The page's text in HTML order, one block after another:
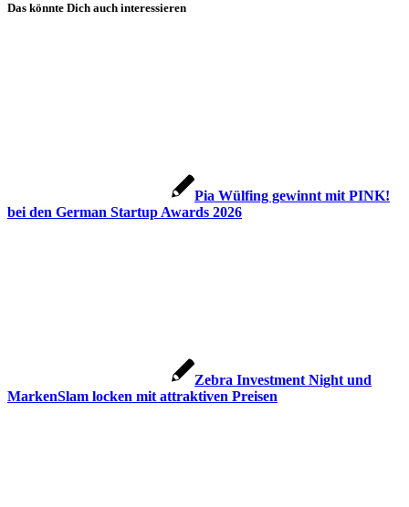
Das könnte Dich auch interessieren
Pia Wülfing gewinnt mit PINK!
bei den German Startup Awards 2026
Zebra Investment Night und
MarkenSlam locken mit attraktiven Preisen